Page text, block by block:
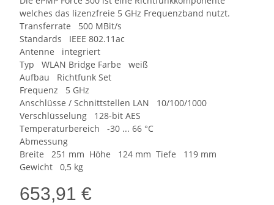
welches das lizenzfreie 5 GHz Frequenzband nutzt.
Transferrate 500 MBit/s
Standards IEEE 802.11ac
Antenne integriert
Typ WLAN Bridge Farbe weiß
Aufbau Richtfunk Set
Frequenz 5 GHz
Anschlüsse / Schnittstellen LAN 10/100/1000
Verschlüsselung 128-bit AES
Temperaturbereich -30 ... 66 °C
Abmessung
Breite 251 mm Höhe 124 mm Tiefe 119 mm
Gewicht 0,5 kg
653,91 €